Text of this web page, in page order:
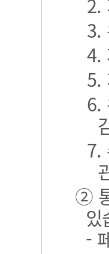
2.
3.
4.
5.
6.
7.
②
있
-